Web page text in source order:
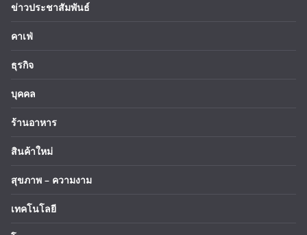
ข่าวประชาสัมพันธ์
คาเฟ่
ธุรกิจ
บุคคล
ร้านอาหาร
สินค้าใหม่
สุขภาพ – ความงาม
เทคโนโลยี